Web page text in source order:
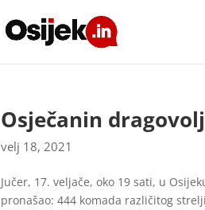
Osječanin
velj 18, 2021
Jučer, 17. veljače, oko 19 sati, u
pronašao: 444 komada različitog